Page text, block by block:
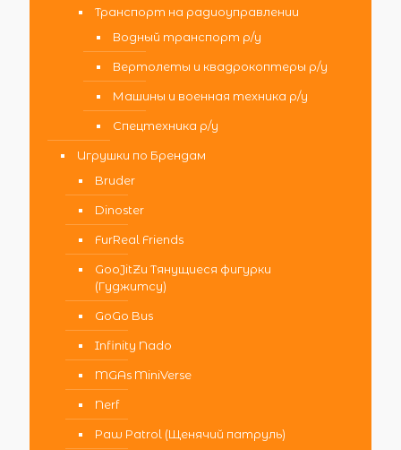
Транспорт на радиоуправлении
Водный транспорт р/у
Вертолеты и квадрокоптеры р/у
Машины и военная техника р/у
Спецтехника р/у
Игрушки по Брендам
Bruder
Dinoster
FurReal Friends
GooJitZu Тянущиеся фигурки
(Гуджитсу)
GoGo Bus
Infinity Nado
MGAs MiniVerse
Nerf
Paw Patrol (Щенячий патруль)